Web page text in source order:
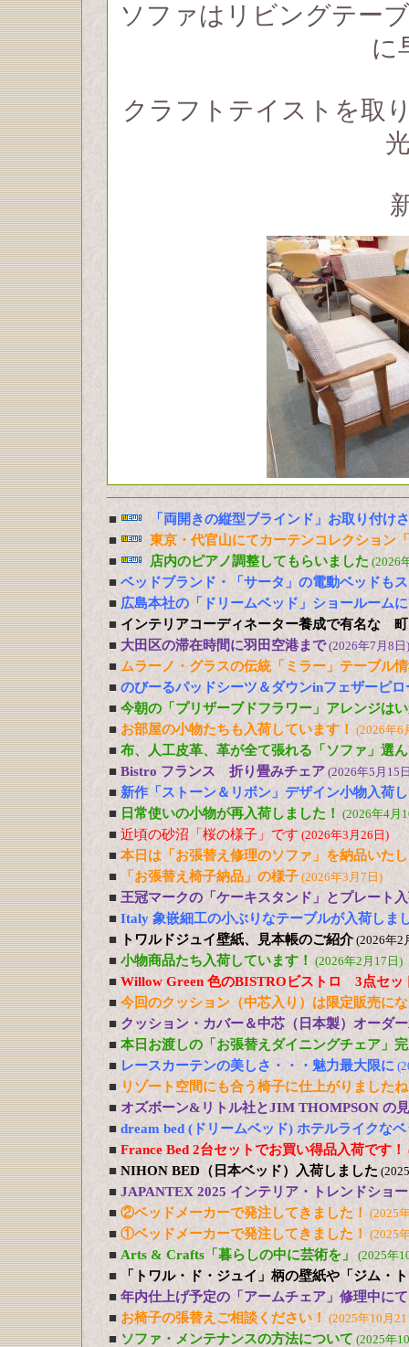
ソファはリビングテー
に
クラフトテイストを取
■
「両開きの縦型ブラインド」お取り付け
■
東京・代官山にてカーテンコレクション
■
店内のピアノ調整してもらいました (2026
■ ベッドブランド・「サータ」の電動ベッドも
■ 広島本社の「ドリームベッド」ショールーム
■ インテリアコーディネーター養成で有名な
■ 大田区の滞在時間に羽田空港まで(2026年7月8日)
■ ムラーノ・グラスの伝統「ミラー」テーブル
■ のびーるパッドシーツ＆ダウンinフェザーピ
■ 今朝の「プリザーブドフラワー」アレンジは
■ お部屋の小物たちも入荷しています！ (2026年6
■ 布、人工皮革、革が全て張れる「ソファ」選
■ Bistro フランス 折り畳みチェア (2026年5月15
■ 新作「ストーン＆リボン」デザイン小物入荷
■ 日常使いの小物が再入荷しました！ (2026年4月
■ 近頃の砂沼「桜の様子」です (2026年3月26日)
■ 本日は「お張替え修理のソファ」を納品いた
■
「お張替え椅子納品」の様子 (2026年3月7日)
■ 王冠マークの「ケーキスタンド」とプレート
■ Italy 象嵌細工の小ぶりなテーブルが入荷しま
■
トワルドジュイ壁紙、見本帳のご紹介 (2026年2
■ 小物商品たち入荷しています！ (2026年2月17日)
■ Willow Green 色のBISTROビストロ 3点セッ
■ 今回のクッション（中芯入り）は限定販売に
■ クッション・カバー＆中芯（日本製）オーダ
■ 本日お渡しの「お張替えダイニングチェア」
■ レースカーテンの美しさ・・・魅力最大限に
■ リゾート空間にも合う椅子に仕上がりましたね
■ オズボーン&リトル社とJIM THOMPSON の
■ dream bed (ドリームベッド) ホテルライクな
■ France Bed 2台セットでお買い得品入荷です！
■ NIHON BED（日本ベッド）入荷しました
■ JAPANTEX 2025 インテリア・トレンドショー
■ ②ベッドメーカーで発注してきました！ (2025
■ ①ベッドメーカーで発注してきました！ (2025
■ Arts & Crafts「暮らしの中に芸術を」 (2025年
■
「トワル・ド・ジュイ」柄の壁紙や「ジム・
■ 年内仕上げ予定の「アームチェア」修理中にて
■ お椅子の張替えご相談ください！ (2025年10月
■ ソファ・メンテナンスの方法について (2025年